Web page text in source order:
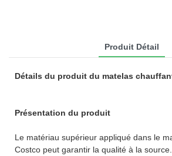
Produit Détail
Détails du produit du matelas
Présentation du produit
Le matériau supérieur appliqué dans le
Costco peut garantir la qualité à la